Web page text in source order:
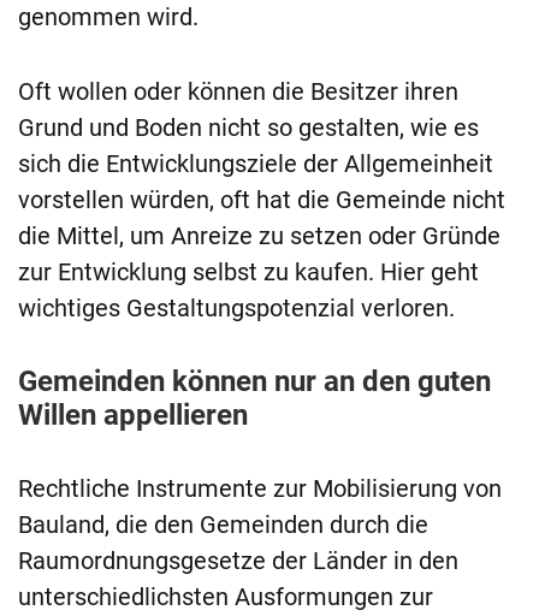
genommen wird.
Oft wollen oder können die Besitzer ihren
Grund und Boden nicht so gestalten, wie es
sich die Entwicklungsziele der Allgemeinheit
vorstellen würden, oft hat die Gemeinde nicht
die Mittel, um Anreize zu setzen oder Gründe
zur Entwicklung selbst zu kaufen. Hier geht
wichtiges Gestaltungspotenzial verloren.
Gemeinden können nur an den guten
Willen appellieren
Rechtliche Instrumente zur Mobilisierung von
Bauland, die den Gemeinden durch die
Raumordnungsgesetze der Länder in den
unterschiedlichsten Ausformungen zur